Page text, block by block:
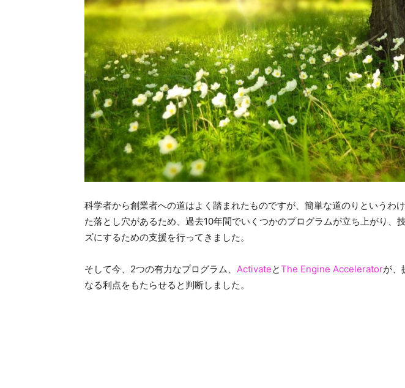
科学者から創業者への道はよく踏まれたものですが、簡単な道のりというわ
た落とし穴があるため、過去10年間でいくつかのプログラムが立ち上がり、
ズにするための支援を行ってきました。
そして今、2つの有力なプログラム、 ActivateとThe Engine Acceleratorが、
なる利点をもたらせると判断しました。